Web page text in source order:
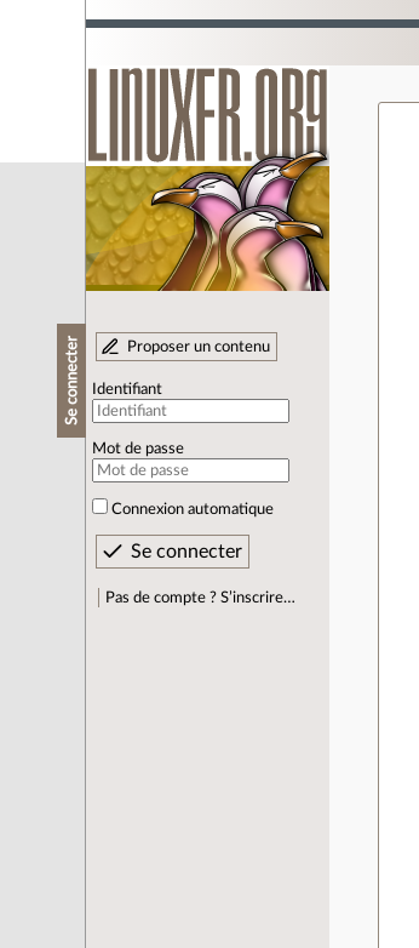
Se connecter Proposer un contenu
Identifiant
Mot de passe
Connexion automatique
Pas de compte ? S’inscrire…